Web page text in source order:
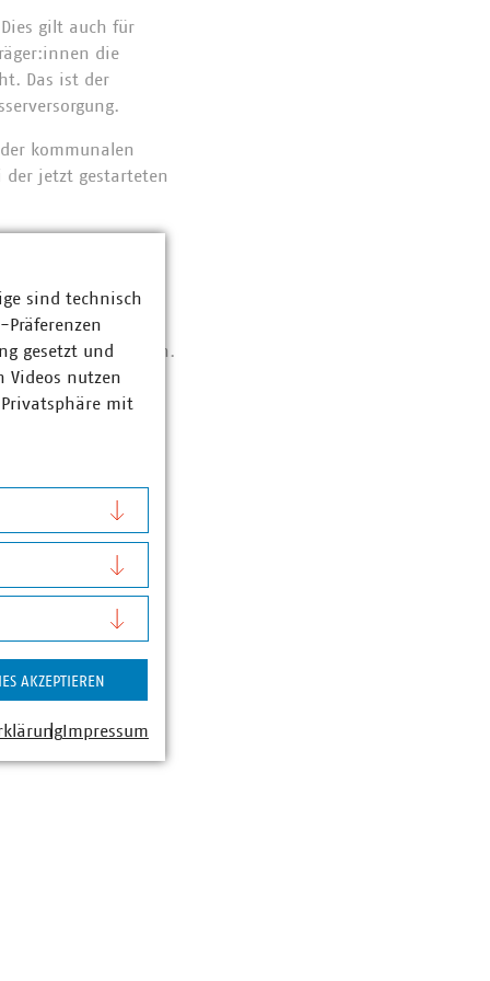
gilt auch für
die
Das ist der
kommunalen
der jetzt gestarteten
und
zu ermitteln.
abgeleitet
Sie auf der
sind technisch
gesetzt und
Videos nutzen
mit
AKZEPTIEREN
Impressum